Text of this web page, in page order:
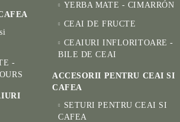
-
YERBA MATE - CIMARRÓN
CEAI DE FRUCTE
CEAIURI INFLORITOARE -
BILE DE CEAI
ACCESORII PENTRU CEAI SI
CAFEA
SETURI PENTRU CEAI SI
CAFEA